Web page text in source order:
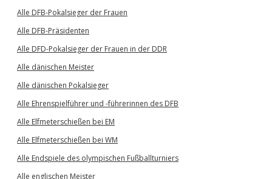
Alle DFB-Pokalsieger der Frauen
Alle DFB-Präsidenten
Alle DFD-Pokalsieger der Frauen in der DDR
Alle dänischen Meister
Alle dänischen Pokalsieger
Alle Ehrenspielführer und -führerinnen des DFB
Alle Elfmeterschießen bei EM
Alle Elfmeterschießen bei WM
Alle Endspiele des olympischen Fußballturniers
Alle englischen Meister